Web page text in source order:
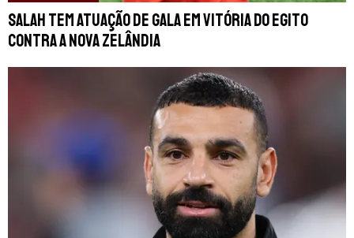
Salah tem atuação de gala em vitória do Egito
contra a Nova Zelândia